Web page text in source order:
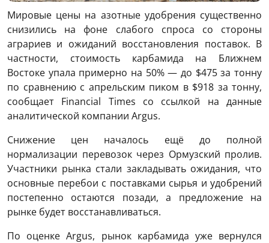
Мировые цены на азотные удобрения существенно
снизились на фоне слабого спроса со стороны
аграриев и ожиданий восстановления поставок. В
частности, стоимость карбамида на Ближнем
Востоке упала примерно на 50% — до $475 за тонну
по сравнению с апрельским пиком в $918 за тонну,
сообщает Financial Times со ссылкой на данные
аналитической компании Argus.
Снижение цен началось ещё до полной
нормализации перевозок через Ормузский пролив.
Участники рынка стали закладывать ожидания, что
основные перебои с поставками сырья и удобрений
постепенно остаются позади, а предложение на
рынке будет восстанавливаться.
По оценке Argus, рынок карбамида уже вернулся